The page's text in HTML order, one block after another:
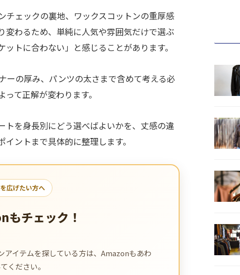
チェックの裏地、ワックスコットンの重厚感
変わるため、単純に人気や雰囲気だけで選ぶ
トに合わない」と感じることがあります。
ーの厚み、パンツの太さまで含めて考える必
て正解が変わります。
トを身長別にどう選べばよいかを、丈感の違
ントまで具体的に整理します。
広げたい方へ
チェック！
イテムを探している方は、Amazonもあわ
ください。